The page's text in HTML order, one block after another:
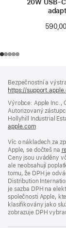
20W
Bezpečnostní a
https://
Výrobce: Apple Inc.,
Autorizovaný
Hollyhill Industrial
apple.com(otevře
v novém
okně)
Víc o nákladech za
Apple, se dočteš na
Ceny jsou uváděny
ale neobsahují
tomu, že DPH je
Distribution
je sazba DPH na
společnosti Apple,
klasifikovány jako
zobrazuje DPH